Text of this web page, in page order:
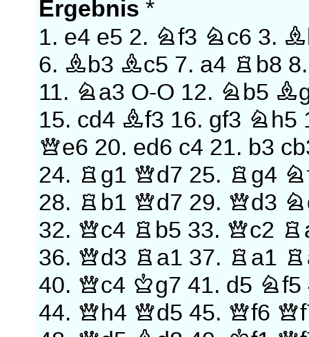
Ergebnis *
1. e4 e5 2. Nf3 Nc6 3.
6. Bb3 Bc5 7. a4 Rb8
11. Na3 O-O 12. Nb5
15. cd4 Bf3 16. gf3 Nh5
Qe6 20. ed6 c4 21. b3
24. Rg1 Qd7 25. Rg4
28. Rb1 Qd7 29. Qd3
32. Qc4 Rb5 33. Qc2
36. Qd3 Ra1 37. Ra1
40. Qc4 Kg7 41. d5 Nf5
44. Qh4 Qd5 45. Qf6